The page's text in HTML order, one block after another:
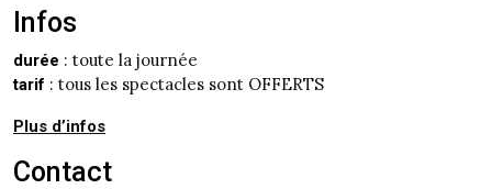
Infos
durée : toute la journée
tarif : tous les spectacles sont OFFERTS
Plus d’infos
Contact